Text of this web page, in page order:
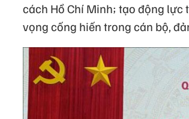
cách Hồ Chí Minh; tạo động
vọng cống hiến trong cán bộ,